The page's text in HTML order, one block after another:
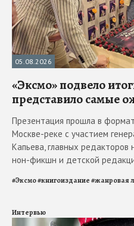
05.08.2026
«Эксмо» подвело
представило самые
Презентация прошла в
Москве-реке с участием
Капьева, главных
нон-фикшн и детской
#Эксмо#книгоиздание#жанровая
Интервью